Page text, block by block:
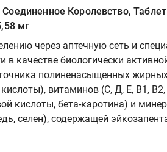
Королевство,
мг
через аптечную сеть и
в качестве биологически
полиненасыщенных
витаминов (С, Д, Е, В1,
кислоты, бета-каротина) и
селен), содержащей